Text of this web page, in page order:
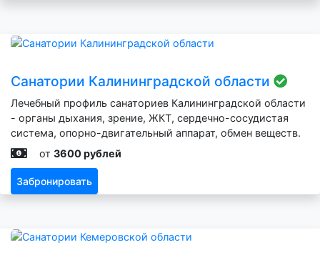
Санатории Калининградской области
Лечебный профиль санаториев Калининградской области
- органы дыхания, зрение, ЖКТ, сердечно-сосудистая
система, опорно-двигательный аппарат, обмен веществ.
от 3600 рублей
Забронировать